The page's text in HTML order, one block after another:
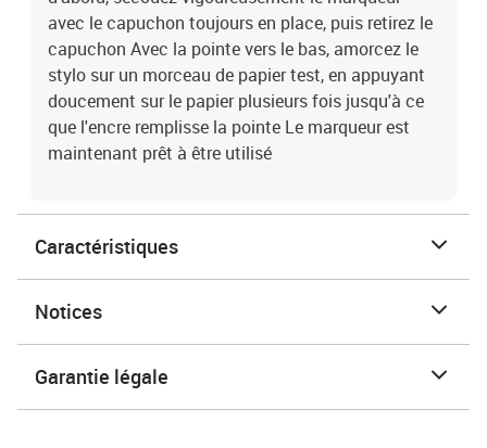
avec le capuchon toujours en place, puis retirez le
capuchon Avec la pointe vers le bas, amorcez le
stylo sur un morceau de papier test, en appuyant
doucement sur le papier plusieurs fois jusqu'à ce
que l'encre remplisse la pointe Le marqueur est
maintenant prêt à être utilisé
Caractéristiques
Notices
Garantie légale